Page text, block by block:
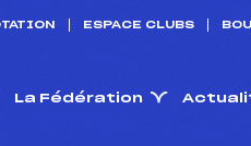
ESPACE CLUBS
La Fédération